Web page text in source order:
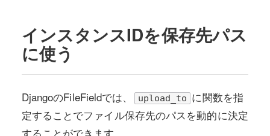
インスタンスIDを保存先パス
に使う
DjangoのFileFieldでは、 upload_to に関数を指
定することでファイル保存先のパスを動的に決定
することができます。